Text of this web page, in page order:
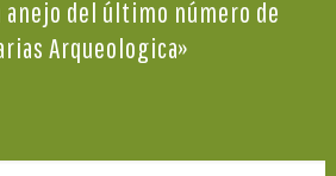
DE CANARIAS Y AMÉRICA
anejo del último número de
Arqueologica»